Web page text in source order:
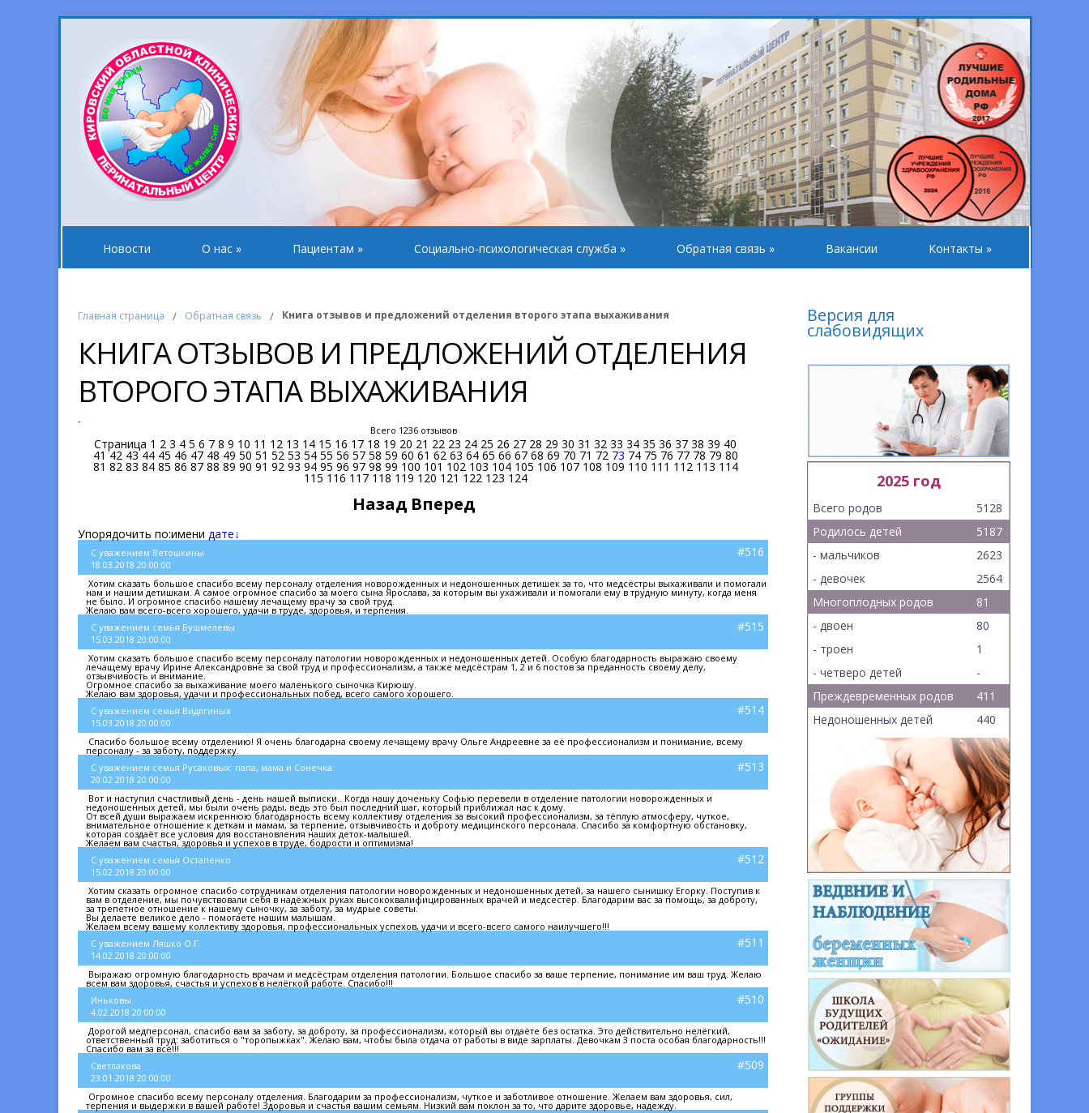
Новости О нас » Пациентам » Социально-психологическая служба » Обратная связь » Вакансии Контакты »
Главная страница / Обратная связь / Книга отзывов и предложений отделения второго этапа выхаживания
КНИГА ОТЗЫВОВ И ПРЕДЛОЖЕНИЙ ОТДЕЛЕНИЯ
ВТОРОГО ЭТАПА ВЫХАЖИВАНИЯ
-
Всего 1236 отзывов
Страница 1 2 3 4 5 6 7 8 9 10 11 12 13 14 15 16 17 18 19 20 21 22 23 24 25 26 27 28 29 30 31 32 33 34 35 36 37 38 39 40
41 42 43 44 45 46 47 48 49 50 51 52 53 54 55 56 57 58 59 60 61 62 63 64 65 66 67 68 69 70 71 72 73 74 75 76 77 78 79 80
81 82 83 84 85 86 87 88 89 90 91 92 93 94 95 96 97 98 99 100 101 102 103 104 105 106 107 108 109 110 111 112 113 114
115 116 117 118 119 120 121 122 123 124
Назад Вперед
Упорядочить по:имени дате↓
С уважением Ветошкины
18.03.2018 20:00:00
#516
Хотим сказать большое спасибо всему персоналу отделения новорожденных и недоношенных детишек за то, что медсёстры выхаживали и помогали
нам и нашим детишкам. А самое огромное спасибо за моего сына Ярослава, за которым вы ухаживали и помогали ему в трудную минуту, когда меня
не было. И огромное спасибо нашему лечащему врачу за свой труд.
Желаю вам всего-всего хорошего, удачи в труде, здоровья, и терпения.
С уважением семья Бушмелевы
15.03.2018 20:00:00
#515
Хотим сказать большое спасибо всему персоналу патологии новорожденных и недоношенных детей. Особую благодарность выражаю своему
лечащему врачу Ирине Александровне за свой труд и профессионализм, а также медсёстрам 1, 2 и 6 постов за преданность своему делу,
отзывчивость и внимание.
Огромное спасибо за выхаживание моего маленького сыночка Кирюшу.
Желаю вам здоровья, удачи и профессиональных побед, всего самого хорошего.
С уважением семья Видягиных
15.03.2018 20:00:00
#514
Спасибо большое всему отделению! Я очень благодарна своему лечащему врачу Ольге Андреевне за её профессионализм и понимание, всему
персоналу - за заботу, поддержку.
С уважением семья Русаковых: папа, мама и Сонечка
20.02.2018 20:00:00
#513
Вот и наступил счастливый день - день нашей выписки.. Когда нашу доченьку Софью перевели в отделение патологии новорожденных и
недоношенных детей, мы были очень рады, ведь это был последний шаг, который приближал нас к дому.
От всей души выражаем искреннюю благодарность всему коллективу отделения за высокий профессионализм, за тёплую атмосферу, чуткое,
внимательное отношение к деткам и мамам, за терпение, отзывчивость и доброту медицинского персонала. Спасибо за комфортную обстановку,
которая создаёт все условия для восстановления наших деток-малышей.
Желаем вам счастья, здоровья и успехов в труде, бодрости и оптимизма!
С уважением семья Остапенко
15.02.2018 20:00:00
#512
Хотим сказать огромное спасибо сотрудникам отделения патологии новорожденных и недоношенных детей, за нашего сынишку Егорку. Поступив к
вам в отделение, мы почувствовали себя в надёжных руках высококвалифицированных врачей и медсестёр. Благодарим вас за помощь, за доброту,
за трепетное отношение к нашему сыночку, за заботу, за мудрые советы.
Вы делаете великое дело - помогаете нашим малышам.
Желаем всему вашему коллективу здоровья, профессиональных успехов, удачи и всего-всего самого наилучшего!!!
С уважением Ляшко О.Г.
14.02.2018 20:00:00
#511
Выражаю огромную благодарность врачам и медсёстрам отделения патологии. Большое спасибо за ваше терпение, понимание им ваш труд. Желаю
всем вам здоровья, счастья и успехов в нелёгкой работе. Спасибо!!!
Иньковы
4.02.2018 20:00:00
#510
Дорогой медперсонал, спасибо вам за заботу, за доброту, за профессионализм, который вы отдаёте без остатка. Это действительно нелёгкий,
ответственный труд: заботиться о "торопыжках". Желаю вам, чтобы была отдача от работы в виде зарплаты. Девочкам 3 поста особая благодарность!!!
Спасибо вам за всё!!!
Светлакова
23.01.2018 20:00:00
#509
Огромное спасибо всему персоналу отделения. Благодарим за профессионализм, чуткое и заботливое отношение. Желаем вам здоровья, сил,
терпения и выдержки в вашей работе! Здоровья и счастья вашим семьям. Низкий вам поклон за то, что дарите здоровье, надежду.
Версия для
слабовидящих
2025 год
Всего родов
5128
Родилось детей
5187
- мальчиков
2623
- девочек
2564
Многоплодных родов
81
- двоен
80
- троен
1
- четверо детей
-
Преждевременных родов
411
Недоношенных детей
440